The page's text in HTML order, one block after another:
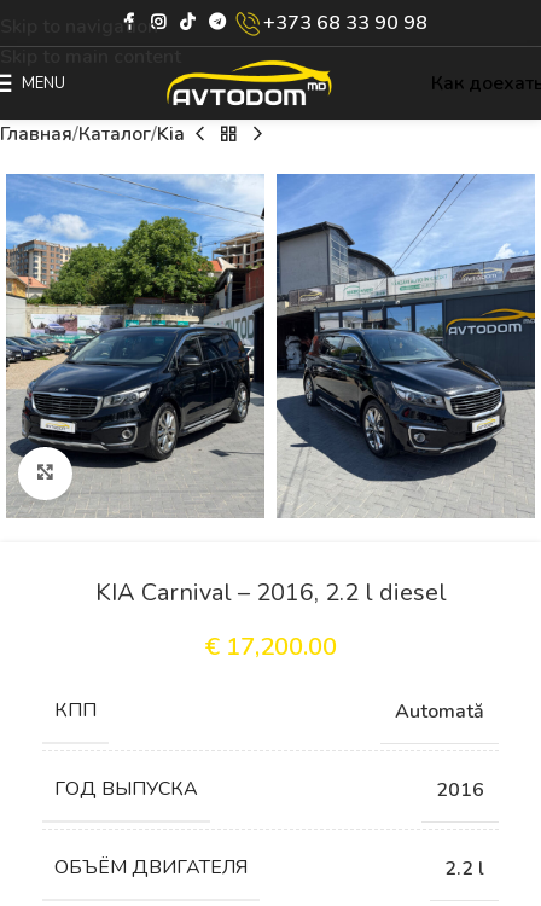
Skip to navigation
+373 68 33 90 98
MENU
Как
Главная Каталог Kia
Click to enlarge
KIA Carnival – 2016, 2.2 l diesel
€ 17,200.00
КПП Automată
ГОД ВЫПУСКА 2016
ОБЪЁМ ДВИГАТЕЛЯ 2.2 l